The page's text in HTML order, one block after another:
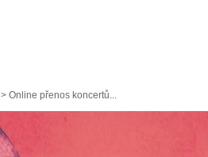
> Online přenos koncertů...